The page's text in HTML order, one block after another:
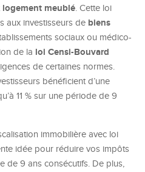
logement meublé. Cette loi
aux investisseurs de biens
sociaux ou médico-
de la loi Censi-Bouvard
de certaines normes.
bénéficient d’une
11 % sur une période de 9
immobilière avec loi
idée pour réduire vos impôts
de 9 ans consécutifs. De plus,